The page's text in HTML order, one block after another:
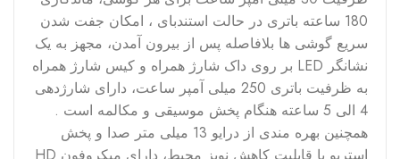
ظرفیت 30 میلی آمپر ساعت برای هر گوشی، ماندگاری
180 ساعته باتری در حالت استندبای ، امکان جفت شدن
سریع گوشی ها بلافاصله پس از بیرون آمدن، مجهز به یک
نشانگر LED بر روی داک شارژ همراه و کیس شارژ همراه
به ظرفیت باتری 250 میلی آمپر ساعت، دارای شارژدهی
4 الی 5 ساعته هنگام پخش موسیقی و مکالمه است .
همچنین بهره مندی از درایو 13 میلی متر صدا و پخش